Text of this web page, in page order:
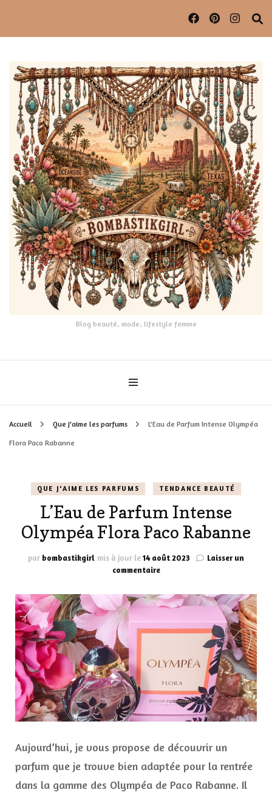
Blog beauté, mode, lifestyle femme
Accueil Que j'aime les parfums L’Eau de Parfum Intense Olympéa
Flora Paco Rabanne
QUE J'AIME LES PARFUMS TENDANCE BEAUTÉ
L’Eau de Parfum Intense
Olympéa Flora Paco Rabanne
par bombastikgirl mis à jour le14 août 2023
Laisser un
commentairesur
de
Parfum
Olympéa
Rabanne
Aujourd’hui, je vous propose de découvrir un
parfum que je trouve bien adaptée pour la rentrée
dans la gamme des Olympéa de Paco Rabanne. Il